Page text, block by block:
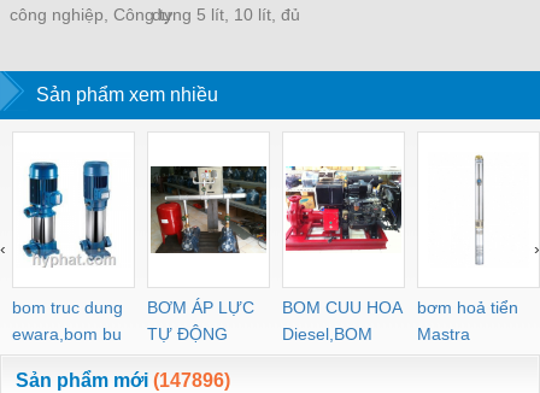
công nghiệp, Công ty
chuyên sản xuất các
loại bao bì nhựa, chai,
lọ, can, bao bì nhựa
dựng 5 lít, 10 lít, đủ
Sản phẩm xem nhiều
bom truc dung
ewara,bom bu
ewara
BƠM ÁP LỰC
TỰ ĐỘNG
BOM CUU HOA
Diesel,BOM
CHUA CHAY
bơm hoả tiển
Mastra
‹ ›
Sản phẩm mới (147896)